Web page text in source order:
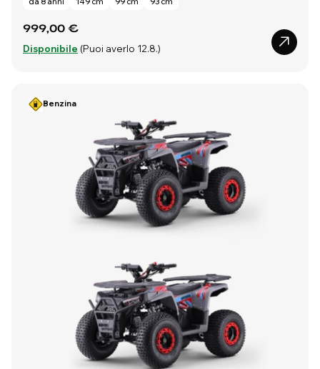
999,00 €
Disponibile (Puoi averlo 12.8.)
Benzina